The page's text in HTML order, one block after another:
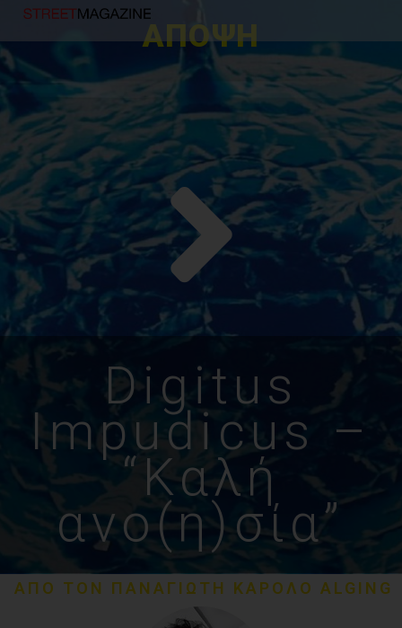
ΑΠΟΨΗ
Digitus
Impudicus –
“Καλή
ανο(η)σία”
ΑΠΟ ΤΟΝ ΠΑΝΑΓΙΩΤΗ ΚΑΡΟΛΟ ALGING